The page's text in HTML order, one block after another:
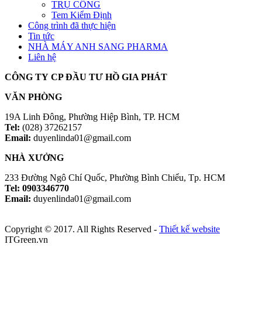
TRỤ CỔNG
Tem Kiểm Định
Công trình đã thực hiện
Tin tức
NHÀ MÁY ANH SANG PHARMA
Liên hệ
CÔNG TY CP ĐẦU TƯ HỒ GIA PHÁT
VĂN PHÒNG
19A Linh Đông, Phường Hiệp Bình, TP. HCM
Tel: (028) 37262157
Email: duyenlinda01@gmail.com
NHÀ XƯỞNG
233 Đường Ngô Chí Quốc, Phường Bình Chiểu, Tp. HCM
Tel: 0903346770
Email: duyenlinda01@gmail.com
Copyright © 2017. All Rights Reserved - Thiết kế website
ITGreen.vn